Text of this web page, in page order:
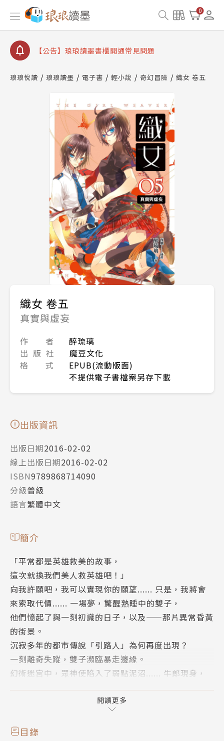
0
【公告】琅琅讀墨數位閱讀資產合併與書櫃開通申請
【公告】琅琅讀墨書櫃開通常見問題
【公告】琅琅讀墨 3 分鐘完成書櫃開通與資產合併申
請圖文教學
查詢
琅琅悅讀 琅琅讀墨 電子書 輕小說 奇幻冒險 織女 卷五
織女 卷五
真實與虛妄
作 者
醉琉璃
出 版 社
魔豆文化
格 式
EPUB(流動版面)
不提供電子書檔案另存下載
出版資訊
出版日期2016-02-02
線上出版日期2016-02-02
ISBN9789868714090
分級普級
語言繁體中文
簡介
「平常都是英雄救美的故事，
這次就換我們美人救英雄吧！」
向我許願吧，我可以實現你的願望...... 只是，我將會
來索取代價...... 一場夢，驚醒熟睡中的雙子，
他們憶起了與一刻初識的日子，以及——那片異常昏黃
的街景。
沉寂多年的都市傳說「引路人」為何再度出現？
一刻離奇失蹤，雙子瀕臨暴走邊緣。
幻術迷宮中，眾神使陷入了弱點泥沼...... 牛郎現身，
喜鵲忿恨交織，揭開一段「不值得的戀情」。
尋人事件圓滿落幕，織女卻因內心動搖而出現危機！
閱讀更多
目錄